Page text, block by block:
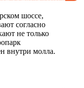
шоссе,
согласно
не только
внутри молла.